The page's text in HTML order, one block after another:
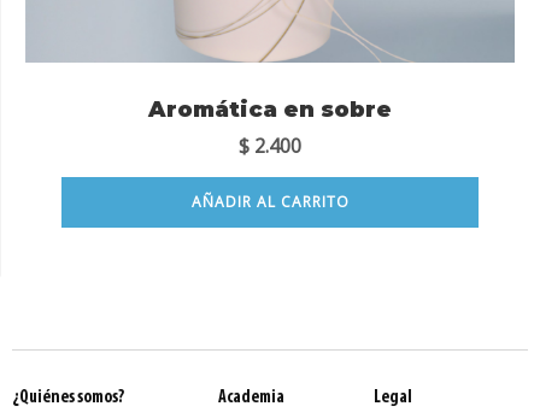
Aromática en sobre
$ 2.400
AÑADIR AL CARRITO
¿Quiénes somos? Academia
Legal